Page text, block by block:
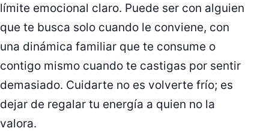
límite emocional claro. Puede ser con alguien
que te busca solo cuando le conviene, con
una dinámica familiar que te consume o
contigo mismo cuando te castigas por sentir
demasiado. Cuidarte no es volverte frío; es
dejar de regalar tu energía a quien no la
valora.